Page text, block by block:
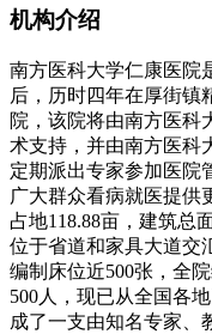
机构介绍
南方医科大学仁康医院
后，历时四年在厚街镇
院，该院将由南方医科
术支持，并由南方医科
定期派出专家参加医院
广大群众看病就医提
占地118.88亩，建筑总
位于省道和家具大道交
编制床位近500张，全
500人，现已从全国各
成了一支由知名专家、